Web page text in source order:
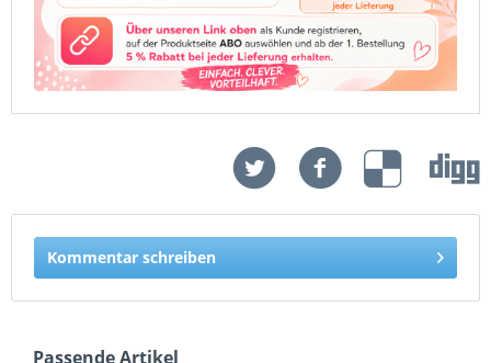
Kommentar schreiben
Passende Artikel